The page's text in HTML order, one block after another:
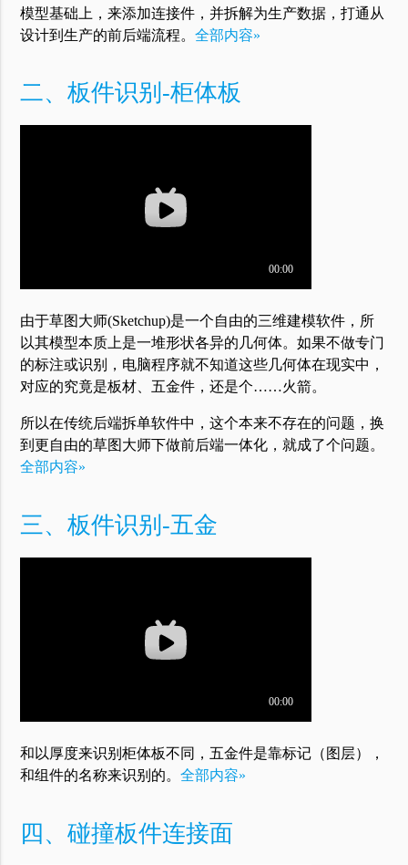
模型基础上，来添加连接件，并拆解为生产数据，打通从
设计到生产的前后端流程。全部内容»
二、板件识别-柜体板
由于草图大师(Sketchup)是一个自由的三维建模软件，所
以其模型本质上是一堆形状各异的几何体。如果不做专门
的标注或识别，电脑程序就不知道这些几何体在现实中，
对应的究竟是板材、五金件，还是个……火箭。
所以在传统后端拆单软件中，这个本来不存在的问题，换
到更自由的草图大师下做前后端一体化，就成了个问题。
全部内容»
三、板件识别-五金
和以厚度来识别柜体板不同，五金件是靠标记 （图层），
和组件的名称来识别的。全部内容»
四、碰撞板件连接面